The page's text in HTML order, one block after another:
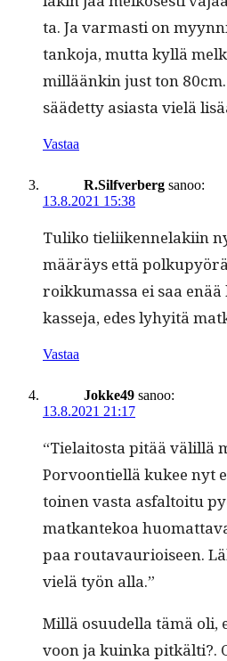
ta. Ja var­masti on
tanko­ja, mut­ta kyl­lä
mil­läänkin just ton
säädet­ty asi­as­ta vielä
Vastaa
R.Silfverberg sanoo:
13.8.2021 15:38
Tuliko tieli­iken­nelaki­in
määräys että
roikku­mas­sa ei saa
kasse­ja, edes lyhy­itä
Vastaa
Jokke49 sanoo:
13.8.2021 21:17
“Tielaitos­ta pitää välil­lä
Por­voon­tiel­lä kukee
toinen vas­ta asfal­toitu
matkan­tekoa
paa routavau­ri­oiseen.
vielä työn alla.”
Mil­lä osu­udel­la tämä oli,
voon ja kuin­ka pitkälti?.